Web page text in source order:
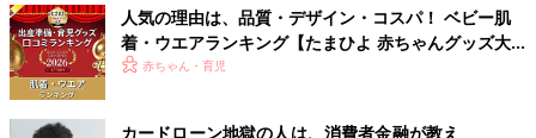
レ！
人気の理由は、品質・デザイン・コスパ！ ベビー肌
着・ウエアランキング【たまひよ 赤ちゃんグッズ大
賞2026】
赤ちゃん・育児
カードローン地獄の人は、消費者金融が教え